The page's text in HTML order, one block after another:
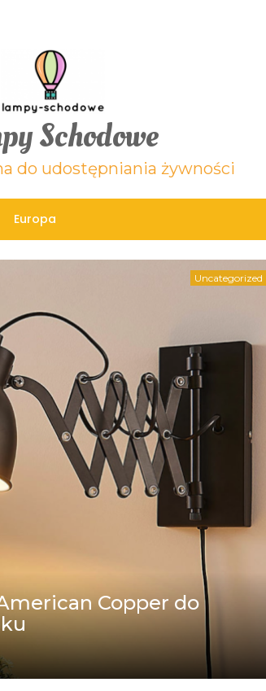
Schodowe
do udostępniania żywności
Europa
Uncategorized
Copper do